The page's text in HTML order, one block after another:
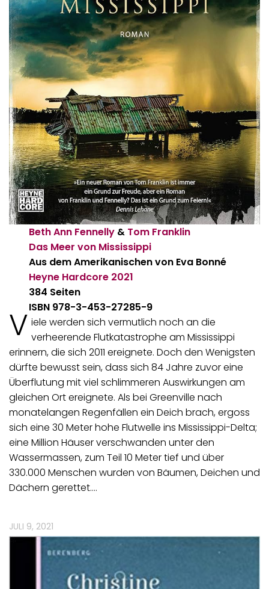
Beth Ann Fennelly & Tom Franklin
Das Meer von Mississippi
Aus dem Amerikanischen von Eva Bonné
Heyne Hardcore 2021
384 Seiten
ISBN 978-3-453-27285-9
V iele werden sich vermutlich noch an die
verheerende Flutkatastrophe am Mississippi
erinnern, die sich 2011 ereignete. Doch den Wenigsten
dürfte bewusst sein, dass sich 84 Jahre zuvor eine
Überflutung mit viel schlimmeren Auswirkungen am
gleichen Ort ereignete. Als bei Greenville nach
monatelangen Regenfällen ein Deich brach, ergoss
sich eine 30 Meter hohe Flutwelle ins Mississippi-Delta;
eine Million Häuser verschwanden unter den
Wassermassen, zum Teil 10 Meter tief und über
330.000 Menschen wurden von Bäumen, Deichen und
Dächern gerettet.…
JULI 9, 2021